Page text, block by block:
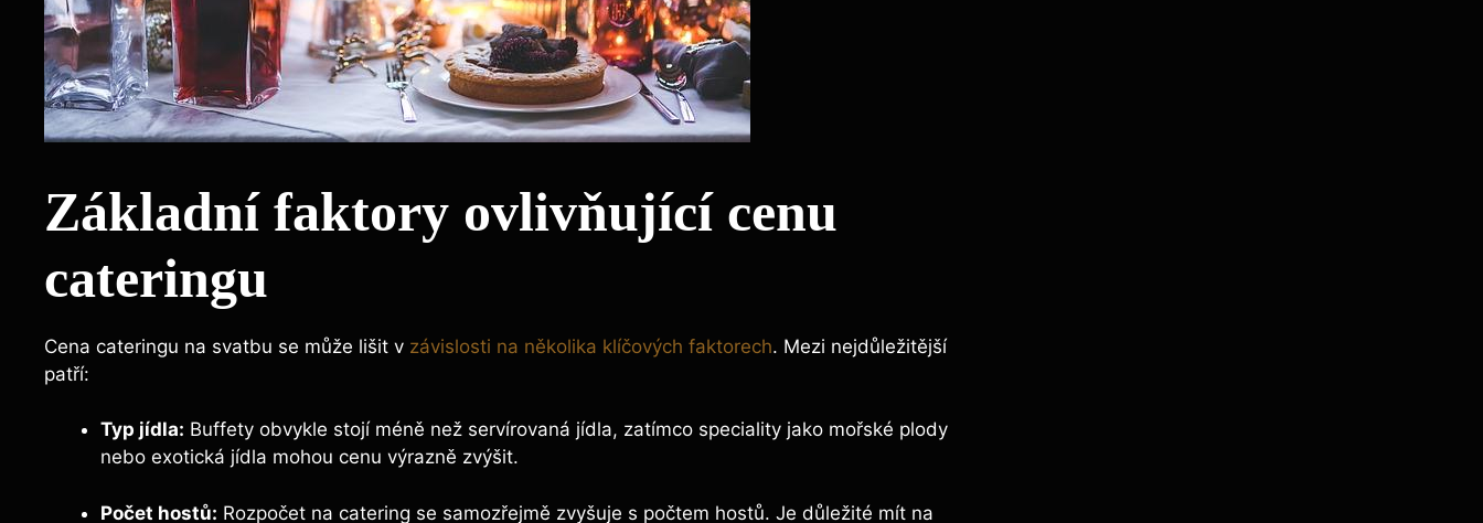
Základní faktory ovlivňující cenu
cateringu
Cena cateringu na svatbu se může lišit v závislosti na několika klíčových faktorech. Mezi nejdůležitější
patří:
Typ jídla: Buffety obvykle stojí méně než servírovaná jídla, zatímco speciality jako mořské plody
nebo exotická jídla mohou cenu výrazně zvýšit.
Počet hostů: Rozpočet na catering se samozřejmě zvyšuje s počtem hostů. Je důležité mít na